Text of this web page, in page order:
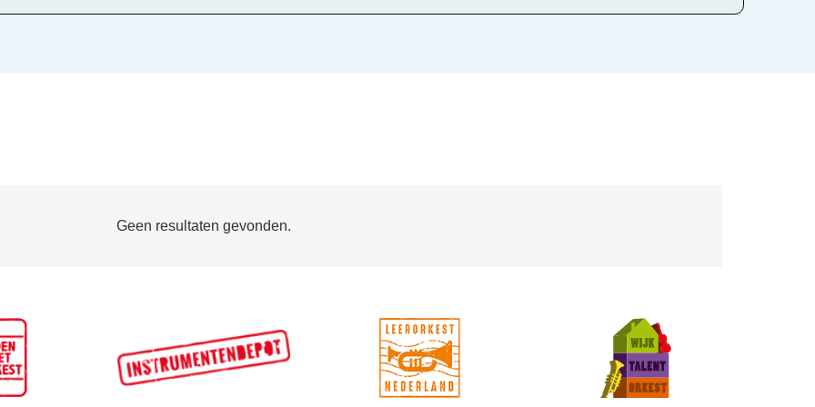
Geen resultaten gevonden.